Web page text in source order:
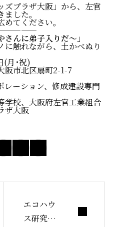
ズプラザ大阪」から、左官
した。
てください。
さんに弟子入りだ～」
に触れながら、土かべぬり
(月･祝)
市北区扇町2-1-7
ーション、修成建設専門
校、大阪府左官工業組合
ザ大阪
エコハウ
ス研究会